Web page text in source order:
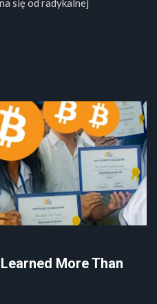
się od radykalnej
More Than